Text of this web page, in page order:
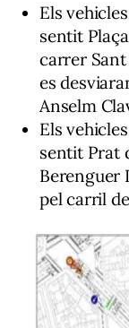
Els
sentit
carrer
es
Anselm
Els
sentit Prat
Berenguer
pel carril